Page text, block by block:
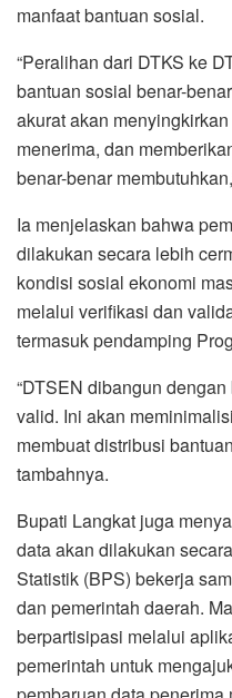
manfaat bantuan sosial.
“Peralihan dari DTKS ke
bantuan sosial benar-
akurat akan
menerima, dan
benar-benar
Ia menjelaskan bahwa
dilakukan secara lebih
kondisi sosial ekonomi
melalui verifikasi dan
termasuk pendamping
“DTSEN dibangun
valid. Ini akan
membuat distribusi
tambahnya.
Bupati Langkat juga
data akan dilakukan
Statistik (BPS) bekerja
dan pemerintah daerah.
berpartisipasi melalui
pemerintah untuk